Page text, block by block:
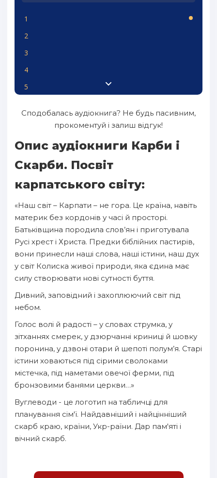
1
2
3
4
5
10
11
12
13
14
15
18
19
20
21
22
25
26
Сподобалась аудіокнига? Не будь пасивним,
прокоментуй і залиш відгук!
Опис аудіокниги Карби і
Скарби. Посвіт
карпатського світу:
«Наш світ – Карпати – не гора. Це країна, навіть
материк без кордонів у часі й просторі.
Батьківщина породила слов’ян і приготувала
Русі хрест і Христа. Предки біблійних пастирів,
вони принесли наші слова, наші істини, наш дух
у світ Колиска живої природи, яка єдина має
силу створювати нові сутності буття.
Дивний, заповідний і захоплюючий світ під
небом.
Голос волі й радості – у словах струмка, у
зітханнях смерек, у дзюрчанні криниці й шовку
поронина, у дзвоні отари й шепоті полум’я. Старі
істини ховаються під сірими сволоками
містечка, під наметами овечої ферми, під
бронзовими банями церкви…»
Вуглеводи - це логотип на табличці для
планування сім'ї. Найдавніший і найцінніший
скарб краю, країни, Укр-раїни. Дар пам'яті і
вічний скарб.